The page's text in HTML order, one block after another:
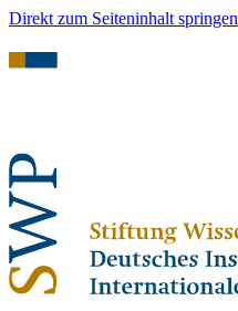
Direkt zum Seiteninhalt springen